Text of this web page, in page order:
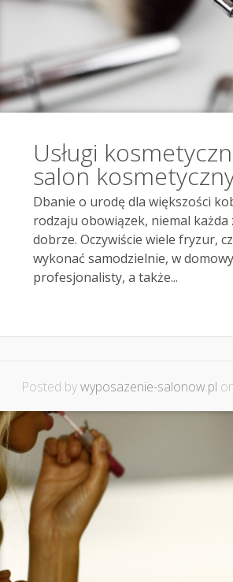
Usługi
salon
Dbanie o urodę dla większości
rodzaju obowiązek, niemal
dobrze. Oczywiście wiele fryzur,
wykonać samodzielnie, w
profesjonalisty, a także...
Posted bywyposazenie-salonow.pl